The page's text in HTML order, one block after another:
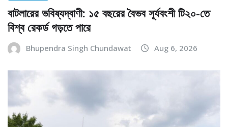
বাটলারের ভবিষ্যদ্বাণী: ১৫ বছরের বৈভব সূর্যবংশী টি২০-তে
বিশ্ব রেকর্ড গড়তে পারে
Bhupendra Singh Chundawat Aug 6, 2026